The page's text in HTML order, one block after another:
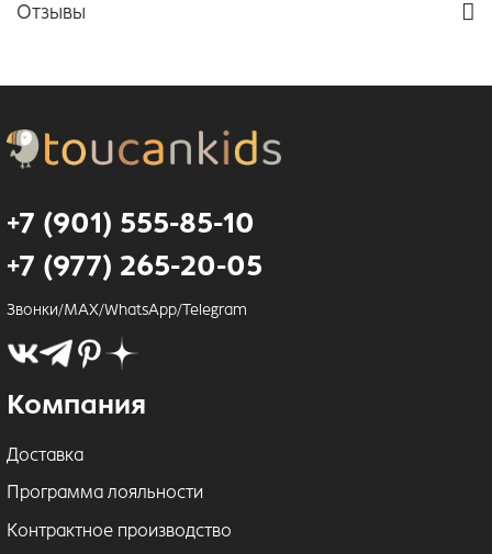
Отзывы
+7 (901) 555-85-10
+7 (977) 265-20-05
Звонки/MAX/WhatsApp/Telegram
Компания
Доставка
Программа лояльности
Контрактное производство